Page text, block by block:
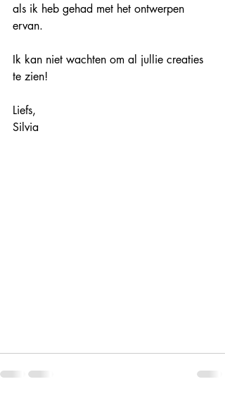
als ik heb gehad met het ontwerpen
ervan.
Ik kan niet wachten om al jullie creaties
te zien!
Liefs,
Silvia